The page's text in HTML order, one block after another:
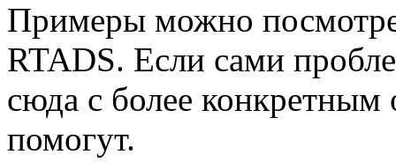
Примеры можно
RTADS. Если сами
сюда с более
помогут.